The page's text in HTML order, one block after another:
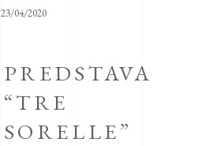
23/04/2020
PREDSTAVA
“TRE
SORELLE”